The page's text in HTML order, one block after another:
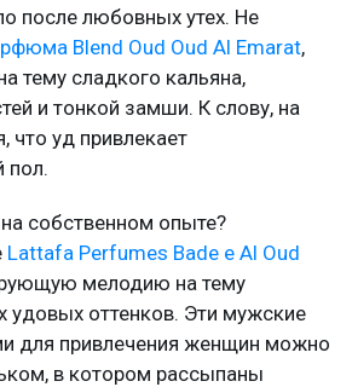
после любовных утех. Не
Blend Oud Oud Al Emarat,
тему сладкого кальяна,
и тонкой замши. К слову, на
что уд привлекает
пол.
собственном опыте?
Lattafa Perfumes Bade e Al Oud
мелодию на тему
удовых оттенков. Эти мужские
для привлечения женщин можно
в котором рассыпаны